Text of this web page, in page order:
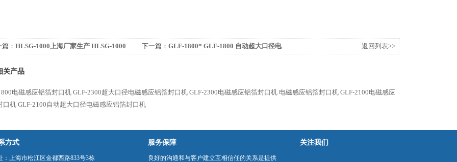
： HLSG-1000上海厂家生产 HLSG-1000
下一篇： GLF-1800* GLF-1800 自动超大口径电
返回列表>>
关产品
电磁感应铝箔封口机 GLF-2300超大口径电磁感应铝箔封口机 GLF-2300电磁感应铝箔封口机 电磁感应铝箔封口机 GLF-2100电磁感应
口机 GLF-2100自动超大口径电磁感应铝箔封口机
方式
：上海市松江区金都西路833号3栋
服务保障
良好的沟通和与客户建立互相信任的关系是提供
关注我们